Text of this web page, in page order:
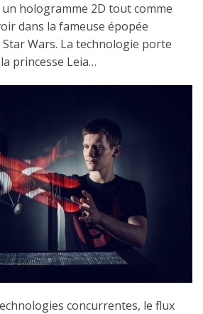
un hologramme 2D tout comme
dans la fameuse épopée
Wars. La technologie porte
princesse Leia…
concurrentes, le flux